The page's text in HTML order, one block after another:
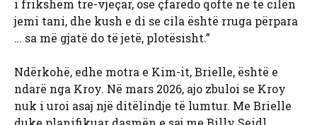
i frikshëm tre-vjeçar, ose çfarëdo qoftë në të cilën
jemi tani, dhe kush e di se cila është rruga përpara
… sa më gjatë do të jetë, plotësisht.”
Ndërkohë, edhe motra e Kim-it, Brielle, është e
ndarë nga Kroy. Në mars 2026, ajo zbuloi se Kroy
nuk i uroi asaj një ditëlindje të lumtur. Me Brielle